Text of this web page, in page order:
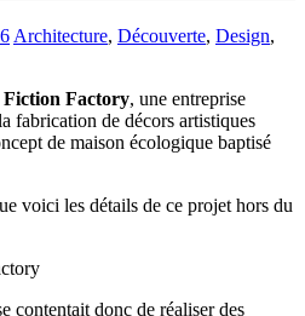
Architecture, Découverte, Design,
Fiction Factory, une entreprise
fabrication de décors artistiques
de maison écologique baptisé
voici les détails de ce projet hors du
contentait donc de réaliser des